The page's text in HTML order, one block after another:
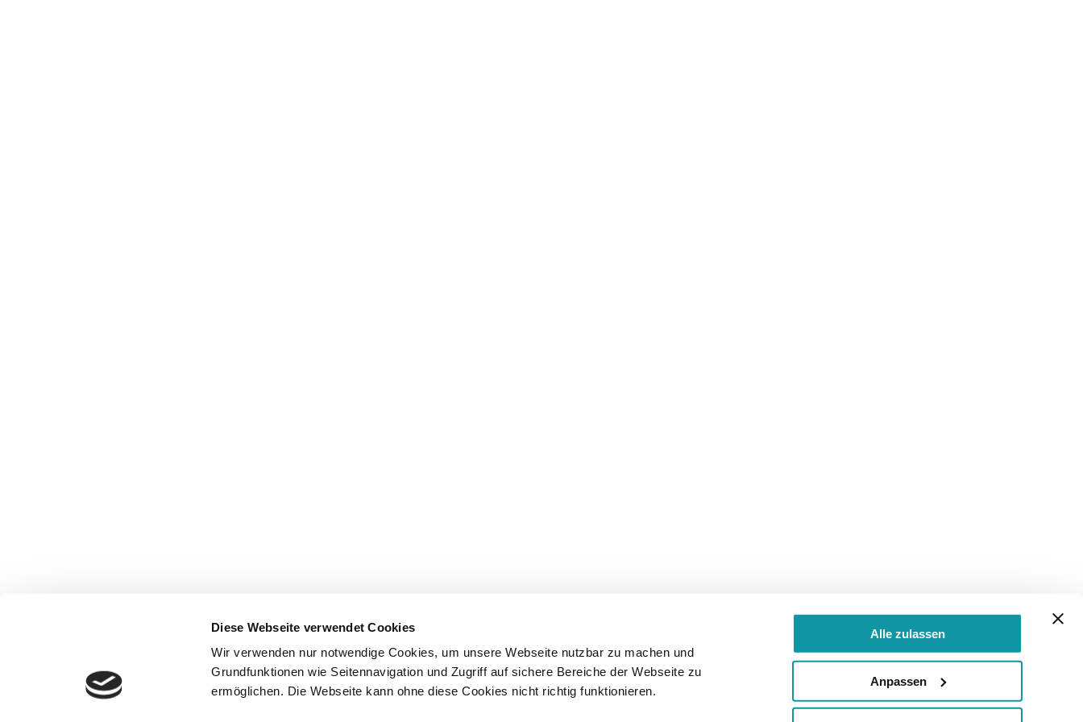
Diese Webseite verwendet Cookies
Wir verwenden nur notwendige Cookies, um unsere Webseite nutzbar zu machen und
Grundfunktionen wie Seitennavigation und Zugriff auf sichere Bereiche der Webseite zu
ermöglichen. Die Webseite kann ohne diese Cookies nicht richtig funktionieren.
Alle zulassen
Anpassen